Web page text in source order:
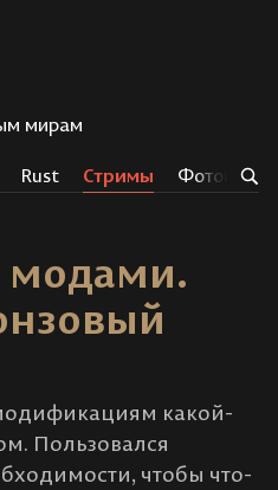
мирам
Rust Стримы
модами.
какой-
Пользовался
чтобы что-